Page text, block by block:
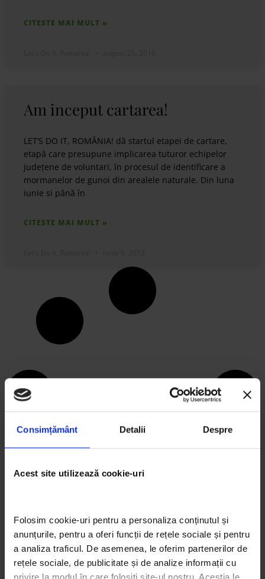
Consimțământ Detalii Despre
Acest site utilizează cookie-uri
Folosim cookie-uri pentru a personaliza conținutul și
anunțurile, pentru a oferi funcții de rețele sociale și pentru
a analiza traficul. De asemenea, le oferim partenerilor de
rețele sociale, de publicitate și de analize informații cu
CITESTE MAI MULT »
Am inceput cartarea!
LET’S DO IT, ROMÂNIA! dă startul etapei de cartare,
etapă care presupune implicarea tuturor echipelor
județene de voluntari, în procesul de identificare a
mormanelor de gunoi din arealele naturale. Din luna
iunie si până în
CITESTE MAI MULT »
ARTICOLE RECENTE
Arta eco prin ochii elevilor: 3 proiecte semifinaliste
Trash Art de la Liceul de Arte Dimitrie Paciurea și
semnificația lor